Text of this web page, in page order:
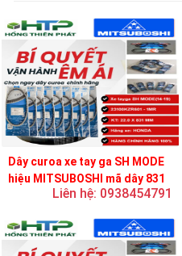
Dây curoa xe tay ga SH MODE
hiệu MITSUBOSHI mã dây 831
Liên hệ: 0938454791